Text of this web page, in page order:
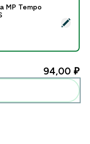
Panel - Белый - XS
MP Tempo
94,00 ₽‎